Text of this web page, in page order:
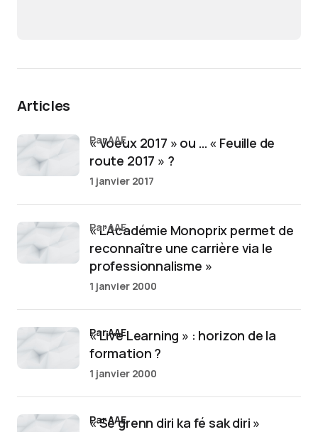
Articles
« Voeux 2017 » ou … « Feuille de
route 2017 » ?
par AAE
1 janvier 2017
« L’Académie Monoprix permet de
reconnaître une carrière via le
professionnalisme »
par AAE
1 janvier 2000
« Live Learning » : horizon de la
formation ?
par AAE
1 janvier 2000
« Sé grenn diri ka fé sak diri »
par AAE